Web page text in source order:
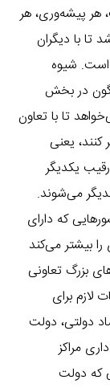
هر پیشه‌وری، هر
تا با دیگران
است. شیوه
در بخش
تا با تعاون
کنند، یعنی
یکدیگر
می‌شوند.
که دارای
بیشتر می‌کند
بزرگ تعاونی
لازم برای
دولتی، دولت
مراکز
که دولت